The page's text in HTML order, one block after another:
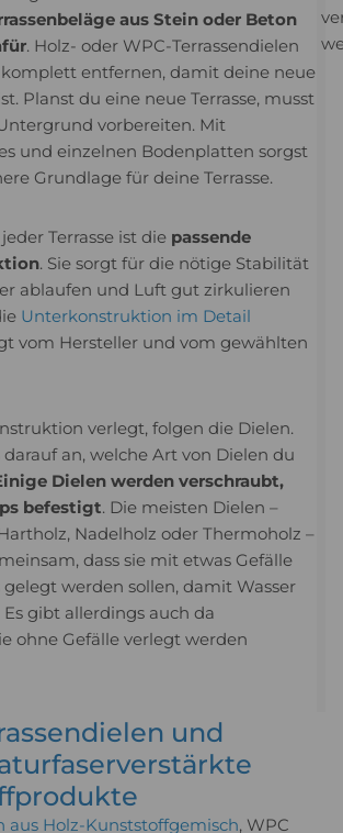
aus Stein oder Beton
. Holz- oder WPC-Terrassendielen
entfernen, damit deine neue
Planst du eine neue Terrasse, musst
vorbereiten. Mit
und einzelnen Bodenplatten sorgst
Grundlage für deine Terrasse.
Terrasse ist die passende
. Sie sorgt für die nötige Stabilität
ablaufen und Luft gut zirkulieren
Unterkonstruktion im Detail
vom Hersteller und vom gewählten
verlegt, folgen die Dielen.
an, welche Art von Dielen du
Dielen werden verschraubt,
befestigt. Die meisten Dielen –
Nadelholz oder Thermoholz –
dass sie mit etwas Gefälle
werden sollen, damit Wasser
gibt allerdings auch da
ohne Gefälle verlegt werden
und
aus Holz-Kunststoffgemisch, WPC